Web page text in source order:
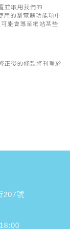
並取用我們的
的瀏覽器功能項中
能會導至網站某些
正後的條款將刊登於
207號